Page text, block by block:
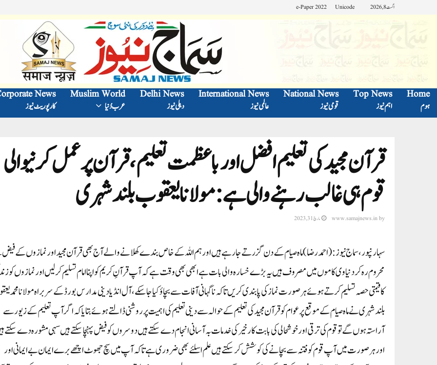
اگست 8, 2026 Unicode
e-Paper 2022
Home
ہوم
Top News
اہم نیوز
National News
قومی نیوز
International News
عالمی نیوز
Delhi News
دہلی نیوز
Muslim World
عرب دُنیا
News
کارپوریٹ نیوز
قرآن مجید کی تعلیم افضل اور باعظمت تعلیم، قرآن پر عمل کرنیوالی
قوم ہی غالب رہنے والی ہے:مولانایعقوب بلند شہر ی
by
www.samajnews.in مارچ 31, 2023
سہارنپور، سماج نیوز:(احمد رضا)ماہ صیام کے دن گزرتے جا رہے ہیں اور ہم اللہ کے خاص بندے کھلانے والے آج بھی قرآن مجید اور نمازوں کے
محروم رہ کر دنیا وی کاموں میں مصروف ہیں یہ بڑے خسارہ والی بات ہے ابھی بھی وقت ہے کہ آپ قرآنِ کریم کو اپنا امام تسلیم کر لیں اور نمازوں کو
کا قیمتی حصہ تسلیم کر تے ہوئے ہر صورت نماز کی پابندی کریں تا کہ ناگہانی آفات سے بچاؤ کیا جا سکے ،آل انڈیا دینی مدارس بورڈ کے سربراہ مولانا محمد
بلند شہر ی نے ماہ صیام کے موقع پر عوام کو قرآن مجید کی تعلیم کے حوالہ سے دینی تعلیم کی اہمیت پر روشنی ڈالتے ہوئے بتایا کہ اگر آپ تعلیم کے زیور سے
آراستہ ہو ں گے تو قوم کی ترقی اور خوشحالی کی بابت کار خیر کی خد مات بہ آسانی انجام دے سکتے ہیں دوسروں کو فیض پہنچا سکتے ہیں سہی مشورہ دے سکتے
اور ہر صورت میں آپ قوم کو فتنہ سے بچانے کی کوشش کر سکتے ہیں علم اسلئے بھی ضروری ہے تاکہ آپ میں سچ جھوٹ اچھے برے ایمان بے ایمانی اور